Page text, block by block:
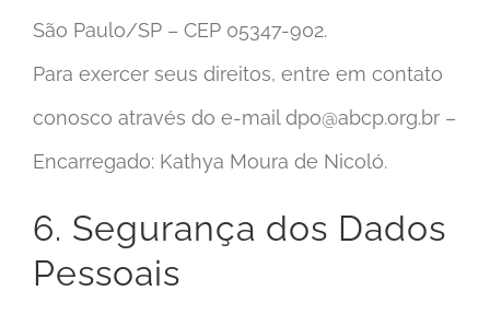
São Paulo/SP – CEP 05347-902.
Para exercer seus direitos, entre em contato
conosco através do e-maildpo@abcp.org.br –
Encarregado: Kathya Moura de Nicoló.
6. Segurança dos Dados
Pessoais